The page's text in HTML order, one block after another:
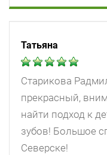
Татьяна
Старикова
прекрасный,
найти подход к
зубов! Большое
Северске!